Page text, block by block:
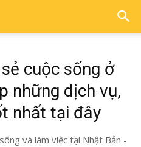
cuộc sống ở
những dịch vụ,
nhất tại đây
và làm việc tại Nhật Bản -